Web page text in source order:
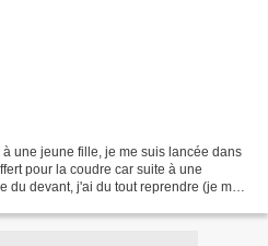
une jeune fille, je me suis lancée dans
pour la coudre car suite à une
devant, j'ai du tout reprendre (je me